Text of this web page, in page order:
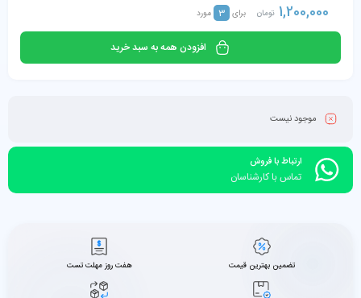
1,200,000 تومان برای 3 مورد
افزودن همه به سبد خرید
موجود نیست
ارتباط با فروش
تماس با کارشناسان
تضمین بهترین قیمت هفت روز مهلت تست